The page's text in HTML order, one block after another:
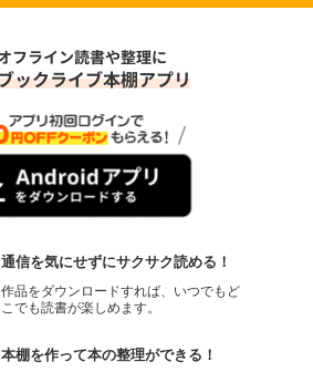
通信を気にせずにサクサク読める！
作品をダウンロードすれば、いつでもど
こでも読書が楽しめます。
本棚を作って本の整理ができる！